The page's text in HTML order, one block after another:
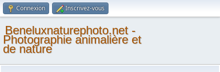
Connexion Inscrivez-vous
Beneluxnaturephoto.net -
Photographie animalière et
de nature